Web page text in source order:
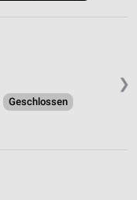
❯
Geschlossen